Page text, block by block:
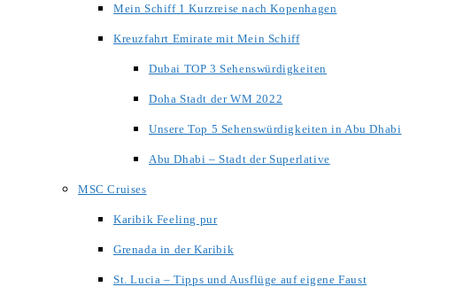
Mein Schiff 1 Kurzreise nach Kopenhagen
Kreuzfahrt Emirate mit Mein Schiff
Dubai TOP 3 Sehenswürdigkeiten
Doha Stadt der WM 2022
Unsere Top 5 Sehenswürdigkeiten in Abu Dhabi
Abu Dhabi – Stadt der Superlative
MSC Cruises
Karibik Feeling pur
Grenada in der Karibik
St. Lucia – Tipps und Ausflüge auf eigene Faust